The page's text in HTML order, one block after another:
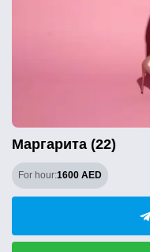
Маргарита (22)
For hour:1600 AED